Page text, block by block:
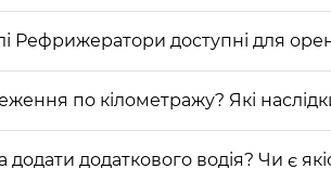
Рефрижератори доступні для
по кілометражу? Які
додаткового водія? Чи є